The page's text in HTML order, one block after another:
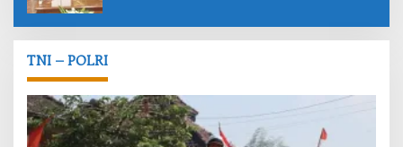
TNI – POLRI